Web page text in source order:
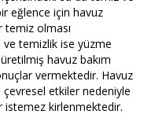
eğlence için havuz
temiz olması
ve temizlik ise yüzme
havuz bakım
vermektedir. Havuz
etkiler nedeniyle
istemez kirlenmektedir.